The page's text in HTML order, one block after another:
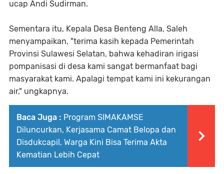
ucap Andi Sudirman.
Sementara itu, Kepala Desa Benteng Alla, Saleh
menyampaikan, "terima kasih kepada Pemerintah
Provinsi Sulawesi Selatan, bahwa kehadiran irigasi
pompanisasi di desa kami sangat bermanfaat bagi
masyarakat kami. Apalagi tempat kami ini kekurangan
air," ungkapnya.
Baca Juga : Program SIMAKAMSE
Diluncurkan, Kerjasama Camat Belopa dan
Disdukcapil, Warga Kini Bisa Terima Akta
Kematian Lebih Cepat